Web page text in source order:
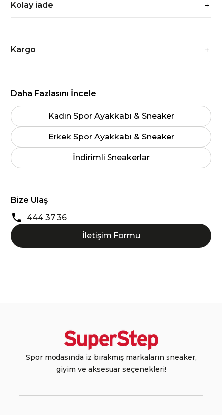
Kolay iade
Kargo
Daha Fazlasını İncele
Kadın Spor Ayakkabı & Sneaker
Erkek Spor Ayakkabı & Sneaker
İndirimli Sneakerlar
Bize Ulaş
444 37 36
İletişim Formu
Spor modasında iz bırakmış markaların sneaker,
giyim ve aksesuar seçenekleri!